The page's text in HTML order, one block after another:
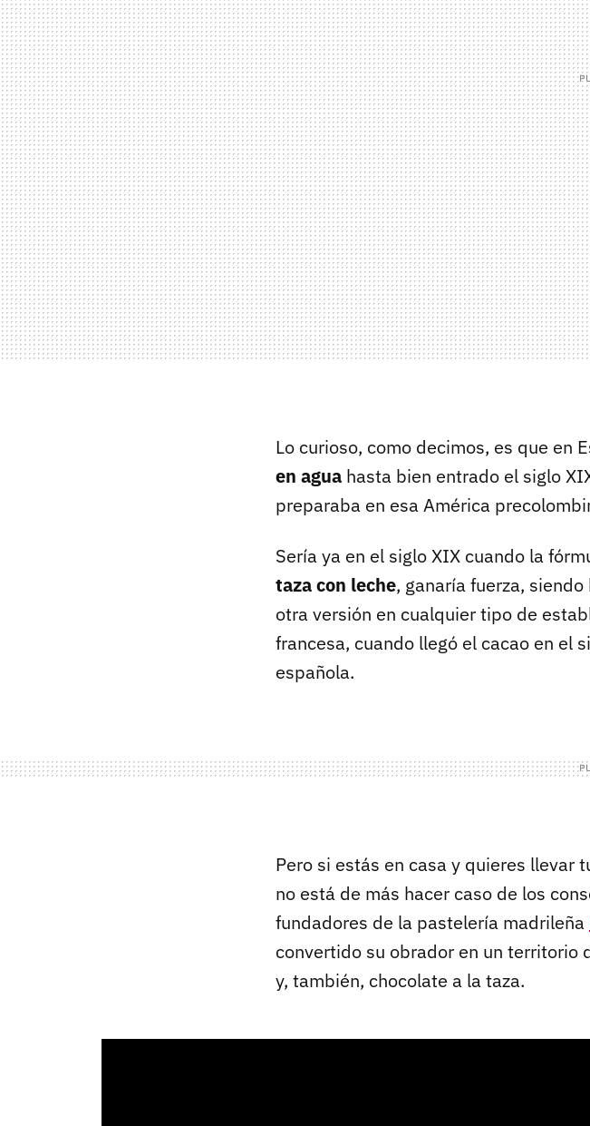
Lo curioso, como decimos, es que en
en agua hasta bien entrado el siglo
preparaba en esa América
Sería ya en el siglo XIX cuando la
taza con leche, ganaría fuerza,
otra versión en cualquier tipo de
francesa, cuando llegó el cacao en el
española.
Pero si estás en casa y quieres llevar
no está de más hacer caso de los
fundadores de la pastelería madrileña
convertido su obrador en un territorio
y, también, chocolate a la taza.